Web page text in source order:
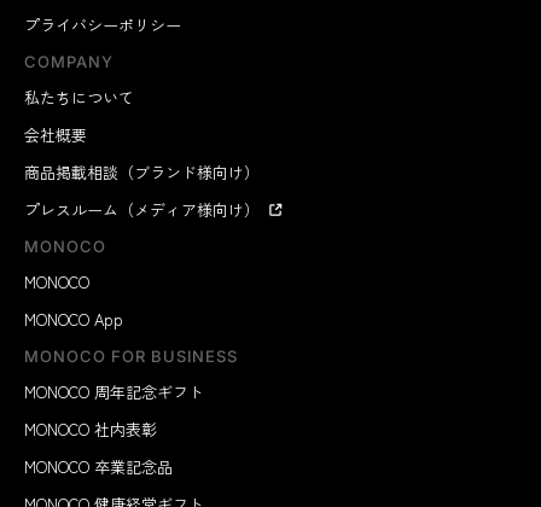
プライバシーポリシー
COMPANY
私たちについて
会社概要
商品掲載相談（ブランド様向け）
プレスルーム（メディア様向け）
MONOCO
MONOCO
MONOCO App
MONOCO FOR BUSINESS
MONOCO 周年記念ギフト
MONOCO 社内表彰
MONOCO 卒業記念品